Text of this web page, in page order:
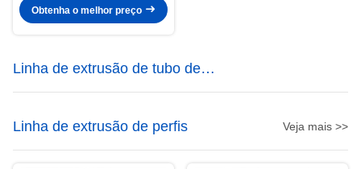
51/110
Obtenha o melhor preço
Linha de extrusão de tubo de
plástico
Linha de extrusão de perfis
Veja mais >>